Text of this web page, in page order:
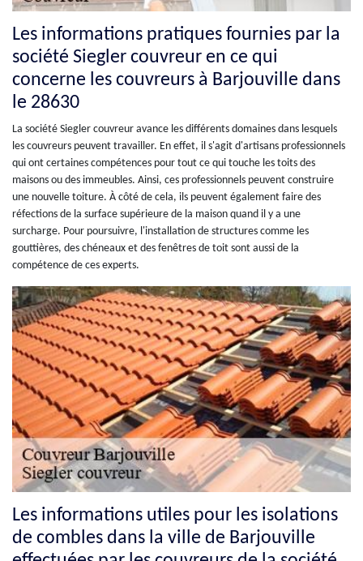
Les informations pratiques fournies par la
société Siegler couvreur en ce qui
concerne les couvreurs à Barjouville dans
le 28630
La société Siegler couvreur avance les différents domaines dans lesquels
les couvreurs peuvent travailler. En effet, il s'agit d'artisans professionnels
qui ont certaines compétences pour tout ce qui touche les toits des
maisons ou des immeubles. Ainsi, ces professionnels peuvent construire
une nouvelle toiture. À côté de cela, ils peuvent également faire des
réfections de la surface supérieure de la maison quand il y a une
surcharge. Pour poursuivre, l'installation de structures comme les
gouttières, des chéneaux et des fenêtres de toit sont aussi de la
compétence de ces experts.
Les informations utiles pour les isolations
de combles dans la ville de Barjouville